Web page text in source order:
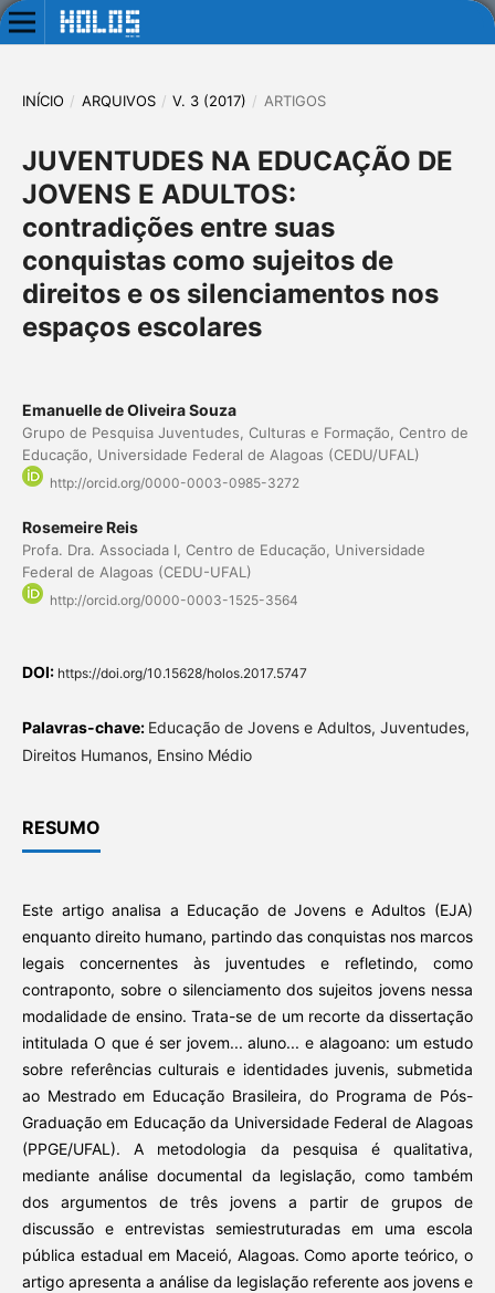
INÍCIO / ARQUIVOS / V. 3 (2017) / ARTIGOS
JUVENTUDES NA EDUCAÇÃO DE
JOVENS E ADULTOS:
contradições entre suas
conquistas como sujeitos de
direitos e os silenciamentos nos
espaços escolares
Emanuelle de Oliveira Souza
Grupo de Pesquisa Juventudes, Culturas e Formação, Centro de
Educação, Universidade Federal de Alagoas (CEDU/UFAL)
http://orcid.org/0000-0003-0985-3272
Rosemeire Reis
Profa. Dra. Associada I, Centro de Educação, Universidade
Federal de Alagoas (CEDU-UFAL)
http://orcid.org/0000-0003-1525-3564
DOI: https://doi.org/10.15628/holos.2017.5747
Palavras-chave: Educação de Jovens e Adultos, Juventudes,
Direitos Humanos, Ensino Médio
RESUMO
Este artigo analisa a Educação de Jovens e Adultos (EJA)
enquanto direito humano, partindo das conquistas nos marcos
legais concernentes às juventudes e refletindo, como
contraponto, sobre o silenciamento dos sujeitos jovens nessa
modalidade de ensino. Trata-se de um recorte da dissertação
intitulada O que é ser jovem... aluno... e alagoano: um estudo
sobre referências culturais e identidades juvenis, submetida
ao Mestrado em Educação Brasileira, do Programa de Pós-
Graduação em Educação da Universidade Federal de Alagoas
(PPGE/UFAL). A metodologia da pesquisa é qualitativa,
mediante análise documental da legislação, como também
dos argumentos de três jovens a partir de grupos de
discussão e entrevistas semiestruturadas em uma escola
pública estadual em Maceió, Alagoas. Como aporte teórico, o
artigo apresenta a análise da legislação referente aos jovens e